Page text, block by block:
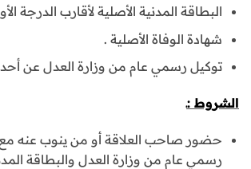
البطاقة المدنية الأصلية لأقارب الدرجة
شهادة الوفاة الأصلية .
توكيل رسمي عام من وزارة العدل عن أحد
الشروط :ـ
حضور صاحب العلاقة أو من ينوب عنه
رسمي عام من وزارة العدل والبطاقة